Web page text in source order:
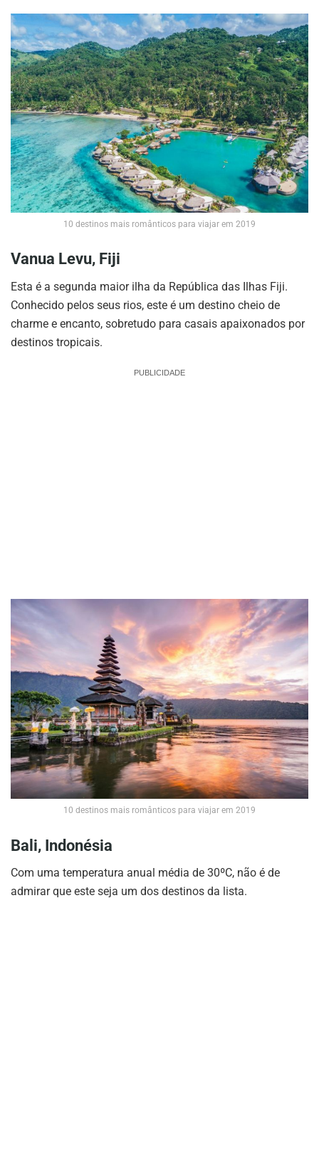
10 destinos mais românticos para viajar em 2019
Vanua Levu, Fiji
Esta é a segunda maior ilha da República das Ilhas Fiji.
Conhecido pelos seus rios, este é um destino cheio de
charme e encanto, sobretudo para casais apaixonados por
destinos tropicais.
PUBLICIDADE
10 destinos mais românticos para viajar em 2019
Bali, Indonésia
Com uma temperatura anual média de 30ºC, não é de
admirar que este seja um dos destinos da lista.